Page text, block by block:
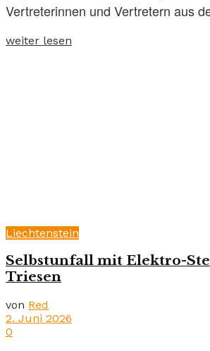
Vertreterinnen und Vertretern aus
weiter lesen
Liechtenstein
Selbstunfall mit Elektro-
Triesen
von Red
2. Juni 2026
0